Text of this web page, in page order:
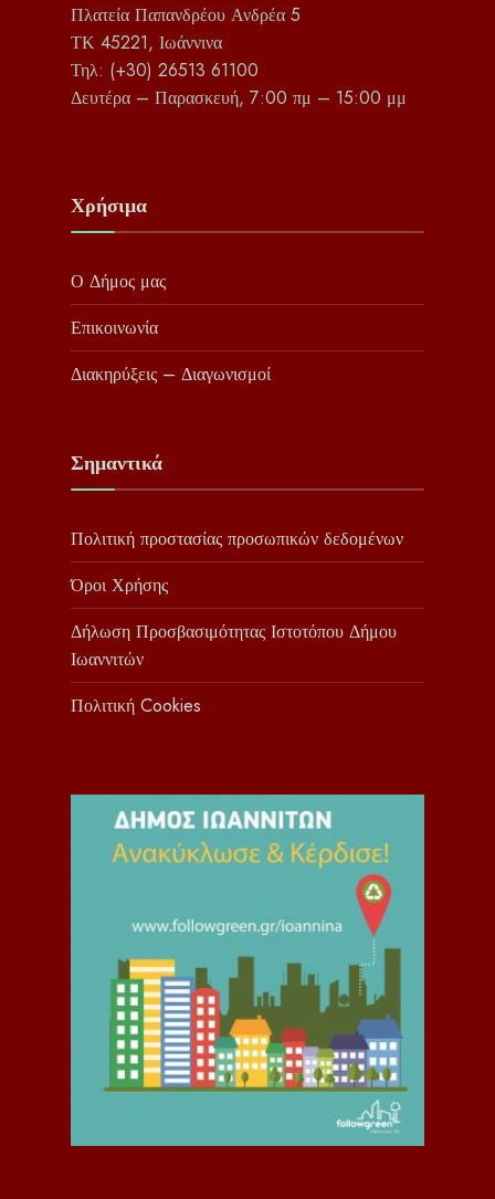
Πλατεία Παπανδρέου Ανδρέα 5
ΤΚ 45221, Ιωάννινα
Τηλ: (+30) 26513 61100
Δευτέρα – Παρασκευή, 7:00 πμ – 15:00 μμ
Χρήσιμα
Ο Δήμος μας
Επικοινωνία
Διακηρύξεις – Διαγωνισμοί
Σημαντικά
Πολιτική προστασίας προσωπικών δεδομένων
Όροι Χρήσης
Δήλωση Προσβασιμότητας Ιστοτόπου Δήμου
Ιωαννιτών
Πολιτική Cookies